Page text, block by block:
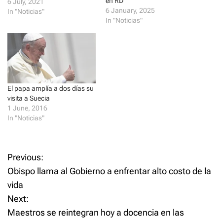
O
p
i
n
n
e
w
w
i
n
d
w
)
w
w
i
n
In "Noticias"
6 January, 2025
In "Noticias"
El papa amplía a dos días su
visita a Suecia
1 June, 2016
In "Noticias"
P
o
s
Previous:
Obispo llama al Gobierno a enfrentar alto costo de la
vida
Next:
Maestros se reintegran hoy a docencia en las